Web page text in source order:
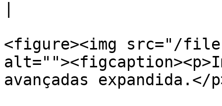
<figure><img src="/files/
avançadas